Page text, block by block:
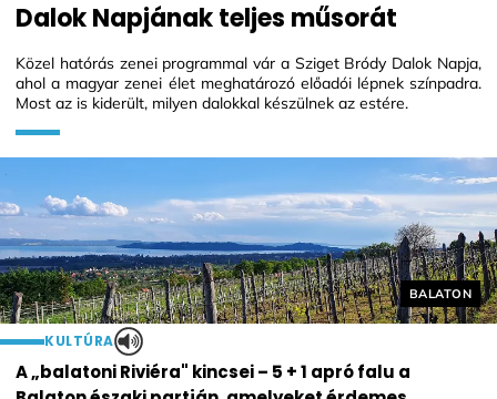
Helyszín
BALATON
KULTÚRA
A „balatoni Riviéra" kincsei – 5 + 1 apró falu a
Dalok Napjának teljes műsorát
Közel hatórás zenei programmal vár a Sziget Bródy Dalok Napja,
ahol a magyar zenei élet meghatározó előadói lépnek színpadra.
Most az is kiderült, milyen dalokkal készülnek az estére.